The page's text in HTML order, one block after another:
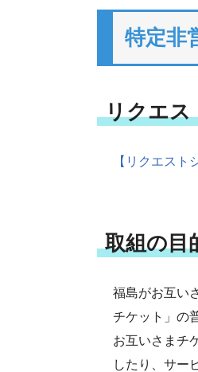
特定非
リクエス
【リクエス
取組の目
福島がお互い
チケット」の
お互いさまチ
したり、サー